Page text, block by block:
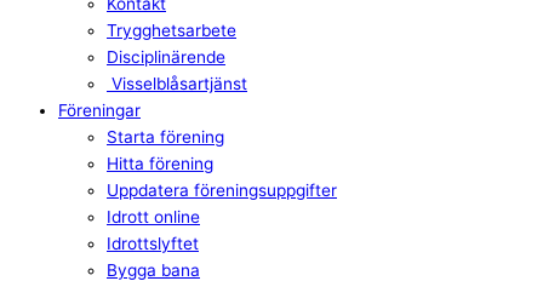
Trygghetsarbete
Disciplinärende
Visselblåsartjänst
Föreningar
Starta förening
Hitta förening
Uppdatera föreningsuppgifter
Idrott online
Idrottslyftet
Bygga bana